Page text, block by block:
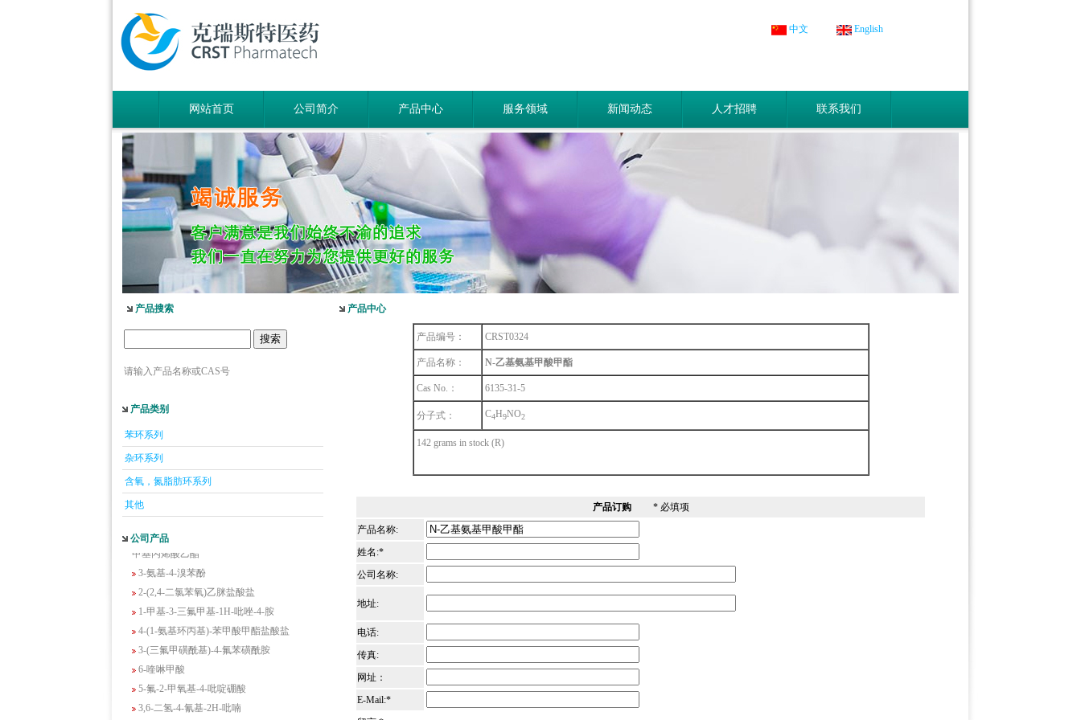
中文 English
网站首页 公司简介 产品中心 服务领域 新闻动态 人才招聘 联系我们
产品搜索
请输入产品名称或CAS号
产品类别
苯环系列
杂环系列
含氧，氮脂肪环系列
其他
公司产品
5-羟基异喹啉
1-吡啶-2-基-2-丙酮
2-甲基-6-羟基-4-嘧啶甲酸
3-氟-2-硝基苯甲酸
2-羟甲基-4-氨基吡啶
3-氨基-4-溴苯酚
2-(2,4-二氯苯氧)乙脒盐酸盐
1-甲基-3-三氟甲基-1H-吡唑-4-胺
4-(1-氨基环丙基)-苯甲酸甲酯盐酸盐
3-(三氟甲磺酰基)-4-氟苯磺酰胺
6-喹啉甲酸
5-氟-2-甲氧基-4-吡啶硼酸
3,6-二氢-4-氰基-2H-吡喃
产品中心
产品编号： CRST0324
产品名称： N-乙基氨基甲酸甲酯
Cas No.： 6135-31-5
分子式： C4H9NO2
142 grams in stock (R)
产品订购* 必填项
产品名称:
姓名:*
公司名称:
地址:
电话:
传真:
网址：
E-Mail:*